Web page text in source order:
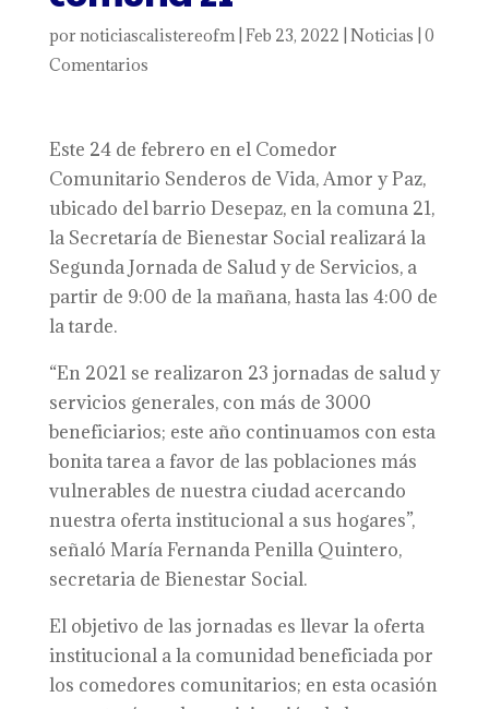
por noticiascalistereofm| Feb 23, 2022 Noticias 0
Comentarios
Este 24 de febrero en el Comedor
Comunitario Senderos de Vida, Amor y Paz,
ubicado del barrio Desepaz, en la comuna 21,
la Secretaría de Bienestar Social realizará la
Segunda Jornada de Salud y de Servicios, a
partir de 9:00 de la mañana, hasta las 4:00 de
la tarde.
“En 2021 se realizaron 23 jornadas de salud y
servicios generales, con más de 3000
beneficiarios; este año continuamos con esta
bonita tarea a favor de las poblaciones más
vulnerables de nuestra ciudad acercando
nuestra oferta institucional a sus hogares”,
señaló María Fernanda Penilla Quintero,
secretaria de Bienestar Social.
El objetivo de las jornadas es llevar la oferta
institucional a la comunidad beneficiada por
los comedores comunitarios; en esta ocasión